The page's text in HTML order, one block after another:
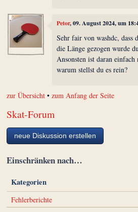
Petor, 09. August 2024, um
Sehr fair von washdc, dass
die Länge gezogen wurde
Ansonsten ist daran
warum stellst du es rein?
zur Übersicht •zum Anfang der Seite
Skat-Forum
neue Diskussion erstellen
Einschränken nach…
Kategorien
Fehlerberichte